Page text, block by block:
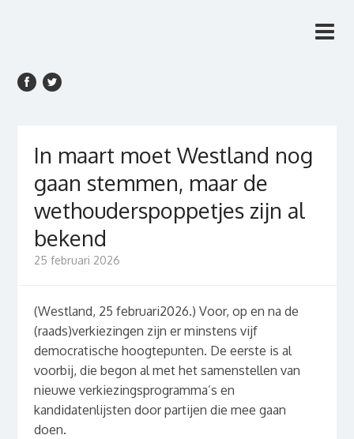
In maart moet Westland nog
gaan stemmen, maar de
wethouderspoppetjes zijn al
bekend
25 februari 2026
(Westland, 25 februari2026.) Voor, op en na de
(raads)verkiezingen zijn er minstens vijf
democratische hoogtepunten. De eerste is al
voorbij, die begon al met het samenstellen van
nieuwe verkiezingsprogramma’s en
kandidatenlijsten door partijen die mee gaan
doen.